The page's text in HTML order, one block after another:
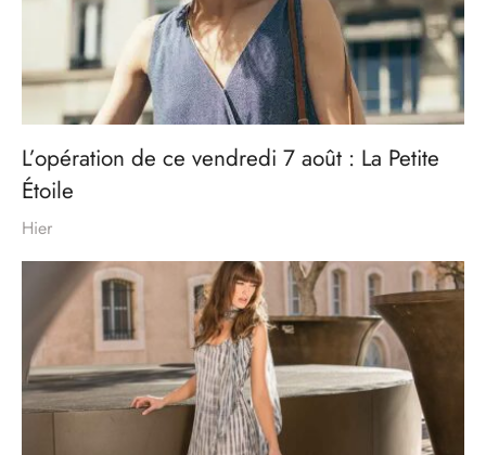
L’opération de ce vendredi 7 août : La Petite
Étoile
Hier